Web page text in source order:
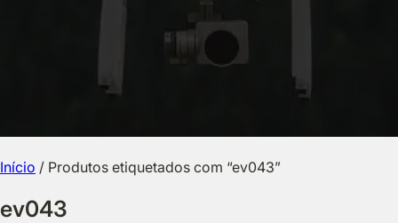
Início / Produtos etiquetados com “ev043”
ev043